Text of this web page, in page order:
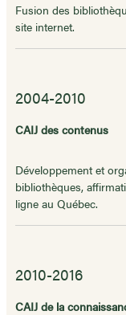
Fusion des
site internet.
2004-2010
CAIJ des contenus
Développement et
bibliothèques,
ligne au Québec.
2010-2016
CAIJ de la